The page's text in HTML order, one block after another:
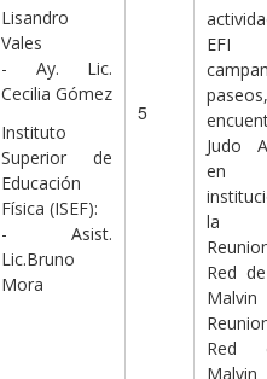
Lisandro
Vales
- Ay. Lic.
Cecilia Gómez
Instituto
Superior de
Educación
Física (ISEF):
- Asist.
Lic.Bruno
Mora
5
paseos,
Judo
la
Red
Red